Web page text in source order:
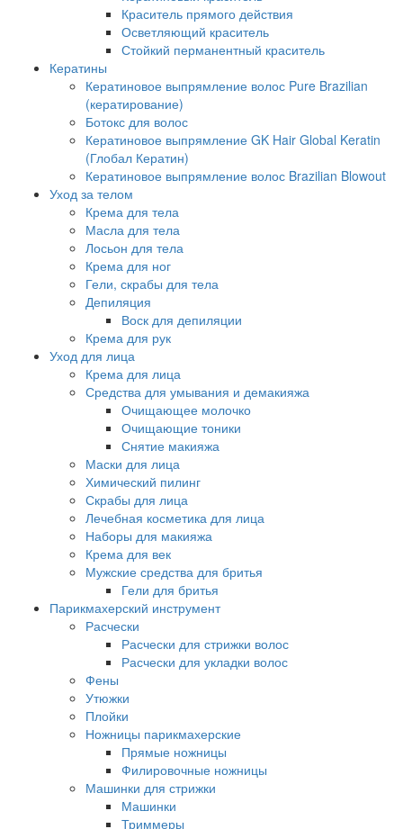
Краситель прямого действия
Осветляющий краситель
Стойкий перманентный краситель
Кератины
Кератиновое выпрямление волос Pure Brazilian
(кератирование)
Ботокс для волос
Кератиновое выпрямление GK Hair Global Keratin
(Глобал Кератин)
Кератиновое выпрямление волос Brazilian Blowout
Уход за телом
Крема для тела
Масла для тела
Лосьон для тела
Крема для ног
Гели, скрабы для тела
Депиляция
Воск для депиляции
Крема для рук
Уход для лица
Крема для лица
Средства для умывания и демакияжа
Очищающее молочко
Очищающие тоники
Снятие макияжа
Маски для лица
Химический пилинг
Скрабы для лица
Лечебная косметика для лица
Наборы для макияжа
Крема для век
Мужские средства для бритья
Гели для бритья
Парикмахерский инструмент
Расчески
Расчески для стрижки волос
Расчески для укладки волос
Фены
Утюжки
Плойки
Ножницы парикмахерские
Прямые ножницы
Филировочные ножницы
Машинки для стрижки
Машинки
Триммеры